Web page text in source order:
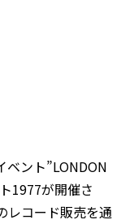
ント”LONDON
1977が開催さ
レコード販売を通